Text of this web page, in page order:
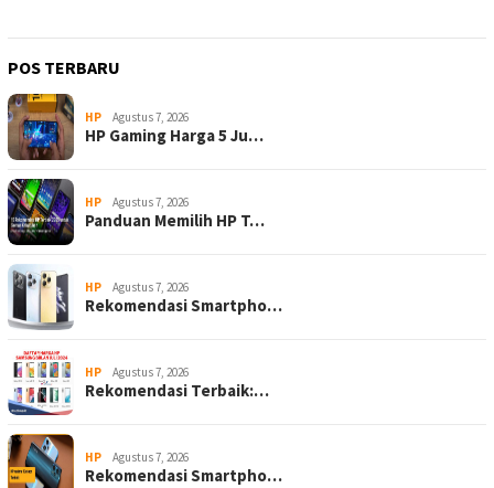
POS TERBARU
HP Agustus 7, 2026
HP Gaming Harga 5 Ju…
HP Agustus 7, 2026
Panduan Memilih HP T…
HP Agustus 7, 2026
Rekomendasi Smartpho…
HP Agustus 7, 2026
Rekomendasi Terbaik:…
HP Agustus 7, 2026
Rekomendasi Smartpho…